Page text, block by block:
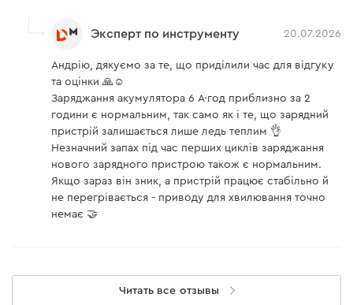
Тип аккумулятора
Питание аккумулятора обеспечивают Li-Ion элементы,
придающие батарее ряд преимуществ: отсутствие
«памяти заряда», что позволяет заряжать аккумулятор
в любое время, максимальная мощность, даже при
низком показателе заряда и повышенный ресурс
использования – до 400 циклов заряда/разряда
аккумулятора.
Защита от переразряда есть
Защита от короткого
есть
Защита от перезаряда
Комплектация
Аккумуляторная сабельная пила Dnipro-M DRS-
200 (без АКБ и ЗУ)
Аккумуляторная сабельная
Эксперт по инструменту 20.07.2026
Андрію, дякуємо за те, що приділили час для відгуку
та оцінки 🙏☺️
Заряджання акумулятора 6 А·год приблизно за 2
години є нормальним, так само як і те, що зарядний
пристрій залишається лише ледь теплим 👌
Незначний запах під час перших циклів заряджання
нового зарядного пристрою також є нормальним.
Якщо зараз він зник, а пристрій працює стабільно й
не перегрівається - приводу для хвилювання точно
немає 🤝
Читать все отзывы